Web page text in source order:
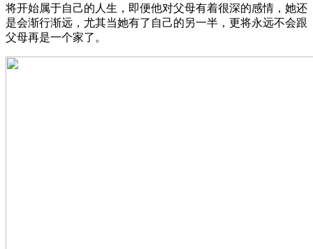
将开始属于自己的人生，即便他对父母有着很深的感情，她还
是会渐行渐远，尤其当她有了自己的另一半，更将永远不会跟
父母再是一个家了。